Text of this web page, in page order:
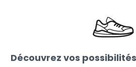
Découvrez vos